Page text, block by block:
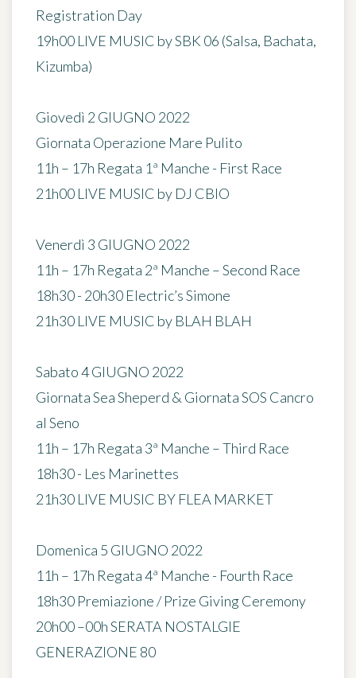
Registration Day
19h00 LIVE MUSIC by SBK 06 (Salsa, Bachata,
Kizumba)
Giovedì 2 GIUGNO 2022
Giornata Operazione Mare Pulito
11h – 17h Regata 1ª Manche - First Race
21h00 LIVE MUSIC by DJ CBIO
Venerdì 3 GIUGNO 2022
11h – 17h Regata 2ª Manche – Second Race
18h30 - 20h30 Electric’s Simone
21h30 LIVE MUSIC by BLAH BLAH
Sabato 4 GIUGNO 2022
Giornata Sea Sheperd & Giornata SOS Cancro
al Seno
11h – 17h Regata 3ª Manche – Third Race
18h30 - Les Marinettes
21h30 LIVE MUSIC BY FLEA MARKET
Domenica 5 GIUGNO 2022
11h – 17h Regata 4ª Manche - Fourth Race
18h30 Premiazione / Prize Giving Ceremony
20h00 –00h SERATA NOSTALGIE
GENERAZIONE 80